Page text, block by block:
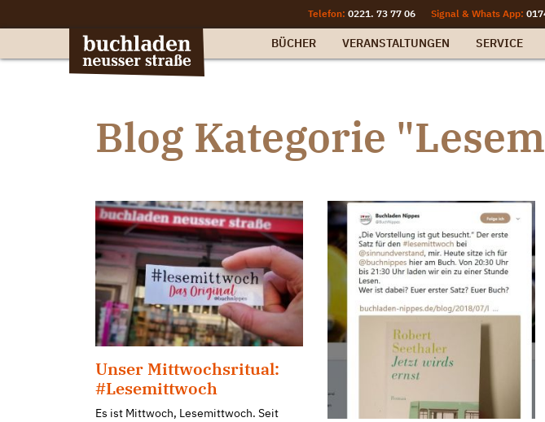
Telefon: 0221. 73 77 06 Signal & Whats App:
BÜCHER VERANSTALTUNGEN SERVICE
Blog Kategorie
Unser Mittwochsritual:
#Lesemittwoch
Es ist Mittwoch, Lesemittwoch. Seit